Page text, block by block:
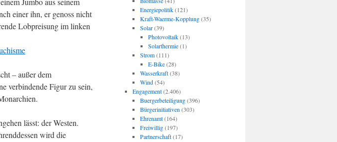
einer ihn, er genoss nicht
Lobpreisung im linken
– außer dem
verbindende Figur zu sein,
lässt: der Westen.
wird die
Energiepolitik(121)
Kraft-Waerme-Kopplung(35)
Solar(39)
Photovoltaik(13)
Solarthermie(1)
Strom(111)
E-Bike(28)
Wasserkraft(38)
Wind(54)
Engagement(2.406)
Buergerbeteiligung(396)
Bürgerinitiativen (303)
Ehrenamt(164)
Freiwillig(197)
Partnerschaft(17)